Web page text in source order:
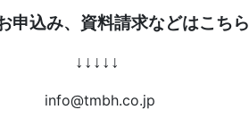
申込み、資料請求などはこちら
↓↓ ↓↓ ↓